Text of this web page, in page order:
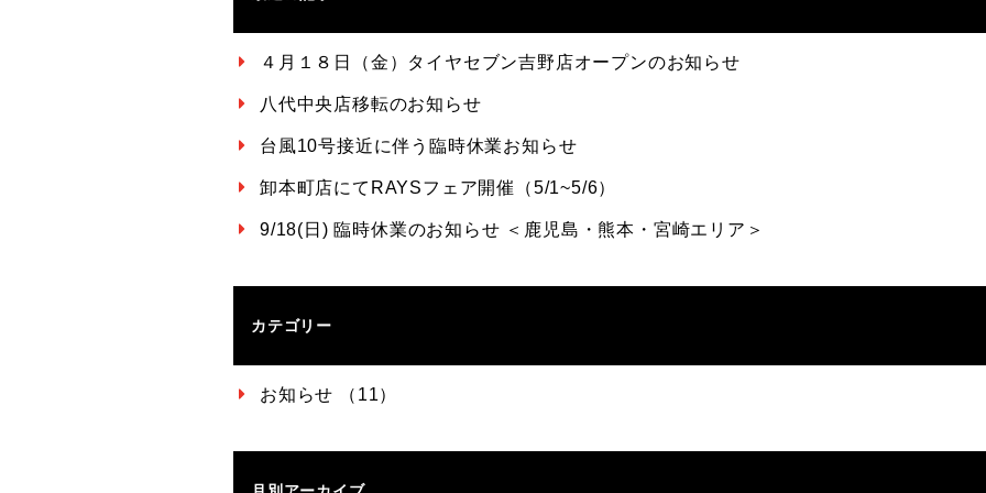
４月１８日（金）タイヤセブン吉野店オープンのお知らせ
八代中央店移転のお知らせ
台風10号接近に伴う臨時休業お知らせ
卸本町店にてRAYSフェア開催（5/1~5/6）
9/18(日) 臨時休業のお知らせ ＜鹿児島・熊本・宮崎エリア＞
カテゴリー
お知らせ （11）